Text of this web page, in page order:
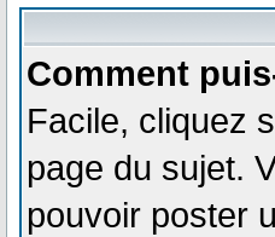
Comment
Facile, cliquez
page du sujet.
pouvoir poster